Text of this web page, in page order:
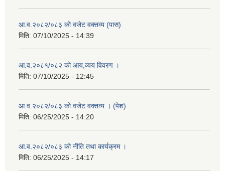
आ.व.२०८२/०८३ को वजेट वक्तव्य (पास)
मिति: 07/10/2025 - 14:39
आ.व.२०८१/०८२ को आय,व्यय विवरण ।
मिति: 07/10/2025 - 12:45
आ.व.२०८२/०८३ को वजेट वक्तव्य । (पेश)
मिति: 06/25/2025 - 14:20
आ.व.२०८२/०८३ को नीति तथा कार्यक्रम ।
मिति: 06/25/2025 - 14:17